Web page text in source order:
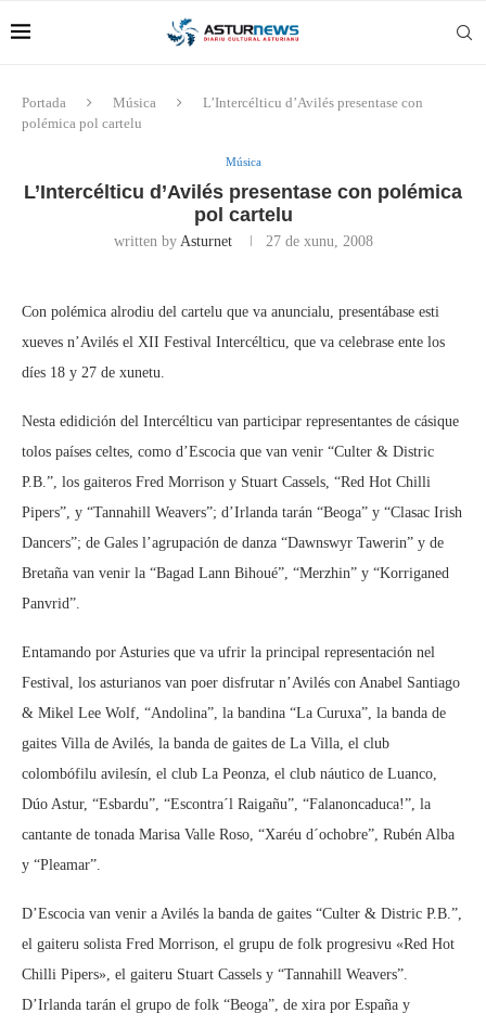
Portada Música
L’Intercélticu d’Avilés presentase con
polémica pol cartelu
Música
L’Intercélticu d’Avilés presentase con polémica
pol cartelu
written by Asturnet 27 de xunu, 2008
Con polémica alrodiu del cartelu que va anuncialu, presentábase esti
xueves n’Avilés el XII Festival Intercélticu, que va celebrase ente los
díes 18 y 27 de xunetu.
Nesta edidición del Intercélticu van participar representantes de cásique
tolos países celtes, como d’Escocia que van venir “Culter & Distric
P.B.”, los gaiteros Fred Morrison y Stuart Cassels, “Red Hot Chilli
Pipers”, y “Tannahill Weavers”; d’Irlanda tarán “Beoga” y “Clasac Irish
Dancers”; de Gales l’agrupación de danza “Dawnswyr Tawerin” y de
Bretaña van venir la “Bagad Lann Bihoué”, “Merzhin” y “Korriganed
Panvrid”.
Entamando por Asturies que va ufrir la principal representación nel
Festival, los asturianos van poer disfrutar n’Avilés con Anabel Santiago
& Mikel Lee Wolf, “Andolina”, la bandina “La Curuxa”, la banda de
gaites Villa de Avilés, la banda de gaites de La Villa, el club
colombófilu avilesín, el club La Peonza, el club náutico de Luanco,
Dúo Astur, “Esbardu”, “Escontra´l Raigañu”, “Falanoncaduca!”, la
cantante de tonada Marisa Valle Roso, “Xaréu d´ochobre”, Rubén Alba
y “Pleamar”.
D’Escocia van venir a Avilés la banda de gaites “Culter & Distric P.B.”,
el gaiteru solista Fred Morrison, el grupu de folk progresivu «Red Hot
Chilli Pipers», el gaiteru Stuart Cassels y “Tannahill Weavers”.
D’Irlanda tarán el grupo de folk “Beoga”, de xira por España y